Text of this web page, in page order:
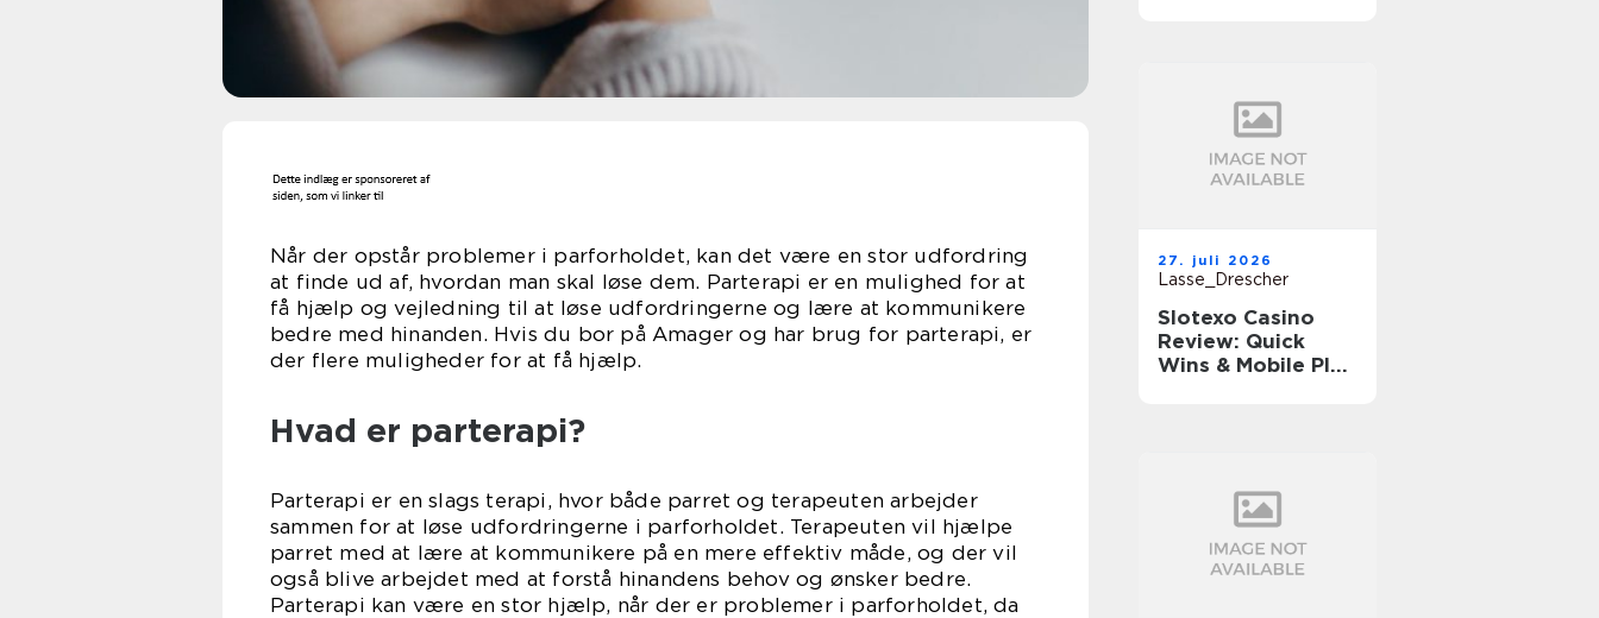
Når der opstår problemer i parforholdet, kan det være en stor udfordring
at finde ud af, hvordan man skal løse dem. Parterapi er en mulighed for at
få hjælp og vejledning til at løse udfordringerne og lære at kommunikere
bedre med hinanden. Hvis du bor på Amager og har brug for parterapi, er
der flere muligheder for at få hjælp.
Hvad er parterapi?
Parterapi er en slags terapi, hvor både parret og terapeuten arbejder
sammen for at løse udfordringerne i parforholdet. Terapeuten vil hjælpe
parret med at lære at kommunikere på en mere effektiv måde, og der vil
også blive arbejdet med at forstå hinandens behov og ønsker bedre.
Parterapi kan være en stor hjælp, når der er problemer i parforholdet, da
27. juli 2026
Lasse_Drescher
Slotexo Casino
Review: Quick
Wins & Mobile Play